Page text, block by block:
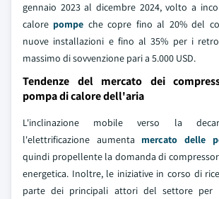
gennaio 2023 al dicembre 2024, volto a
calore pompe che copre fino al 20% del
nuove installazioni e fino al 35% per i
massimo di sovvenzione pari a 5.000 USD.
Tendenze del mercato dei
pompa di calore dell'aria
L'inclinazione mobile verso la
l'elettrificazione aumenta mercato delle
quindi propellente la domanda di
energetica. Inoltre, le iniziative in corso di
parte dei principali attori del settore per